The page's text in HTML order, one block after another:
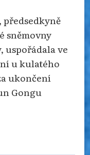
předsedkyně
sněmovny
uspořádala ve
u kulatého
ukončení
Gongu